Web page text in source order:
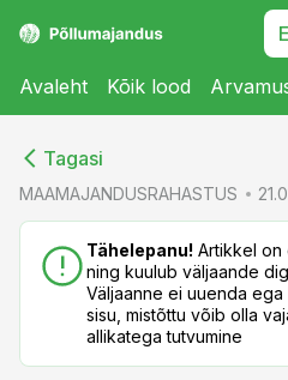
Avaleht Kõik lood
Tagasi
MAAMAJANDUSRAHASTUS
Tähelepanu! Artikkel on
ning kuulub väljaande
Väljaanne ei uuenda
sisu, mistõttu võib olla
allikatega tutvumine